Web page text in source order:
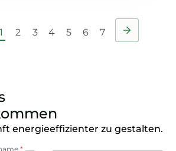
1 2 3 4 5 6 7
energieeffizienter zu gestalten.
*